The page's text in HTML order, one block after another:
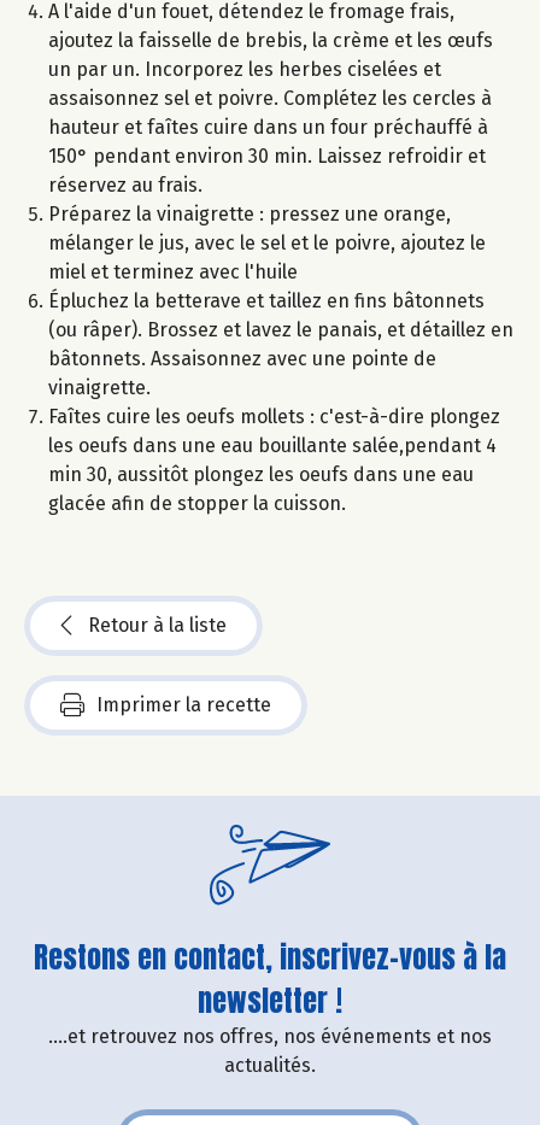
A l'aide d'un fouet, détendez le fromage frais,
ajoutez la faisselle de brebis, la crème et les œufs
un par un. Incorporez les herbes ciselées et
assaisonnez sel et poivre. Complétez les cercles à
hauteur et faîtes cuire dans un four préchauffé à
150° pendant environ 30 min. Laissez refroidir et
réservez au frais.
Préparez la vinaigrette : pressez une orange,
mélanger le jus, avec le sel et le poivre, ajoutez le
miel et terminez avec l'huile
Épluchez la betterave et taillez en fins bâtonnets
(ou râper). Brossez et lavez le panais, et détaillez en
bâtonnets. Assaisonnez avec une pointe de
vinaigrette.
Faîtes cuire les oeufs mollets : c'est-à-dire plongez
les oeufs dans une eau bouillante salée,pendant 4
min 30, aussitôt plongez les oeufs dans une eau
glacée afin de stopper la cuisson.
Retour à la liste
Imprimer la recette
Restons en contact, inscrivez-vous à la
newsletter !
....et retrouvez nos offres, nos événements et nos
actualités.